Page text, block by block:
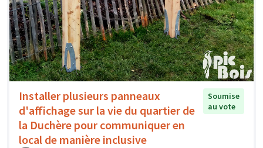
Installer plusieurs panneaux
d'affichage sur la vie du quartier de
la Duchère pour communiquer en
local de manière inclusive
Soumise
au vote